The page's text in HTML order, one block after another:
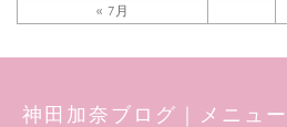
« 7月
神田加奈ブログ｜メニュー